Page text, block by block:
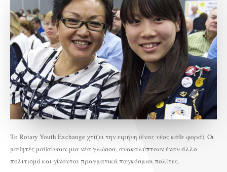
Το Rotary Youth Exchange χτίζει την ειρήνη (ένας νέος κάθε φορά). Οι
μαθητές μαθαίνουν μια νέα γλώσσα, ανακαλύπτουν έναν άλλο
πολιτισμό και γίνονται πραγματικά παγκόσμιοι πολίτες.